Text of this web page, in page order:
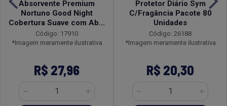
Absorvente Premium
Nortuno Good Night
Cobertura Suave com Ab...
Código: 17910
*Imagem meramente ilustrativa
R$ 27,96
Protetor Diário Sym
C/Fragância Pacote 80
Unidades
Código: 26188
*Imagem meramente ilustrativa
R$ 20,30